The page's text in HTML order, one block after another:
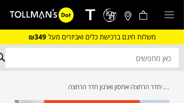
משלוח חינם ברכישת כלים ואביזרים מעל ₪349
... חדר הרחצה אחסון וארגון חדר הרחצה